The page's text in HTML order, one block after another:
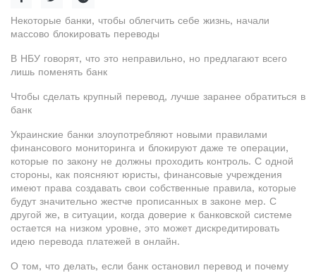
Некоторые банки, чтобы облегчить себе жизнь, начали
массово блокировать переводы
В НБУ говорят, что это неправильно, но предлагают всего
лишь поменять банк
Чтобы сделать крупный перевод, лучше заранее обратиться в
банк
Украинские банки злоупотребляют новыми правилами
финансового мониторинга и блокируют даже те операции,
которые по закону не должны проходить контроль. С одной
стороны, как поясняют юристы, финансовые учреждения
имеют права создавать свои собственные правила, которые
будут значительно жестче прописанных в законе мер. С
другой же, в ситуации, когда доверие к банковской системе
остается на низком уровне, это может дискредитировать
идею перевода платежей в онлайн.
О том, что делать, если банк остановил перевод и почему